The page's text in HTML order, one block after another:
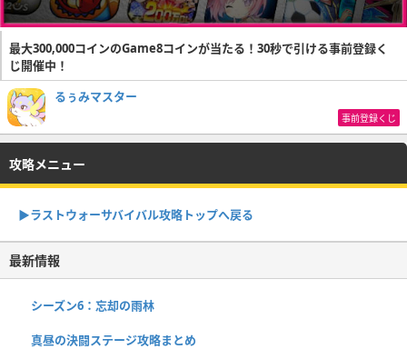
最大300,000コインのGame8コインが当たる！30秒で引ける事前登録く
じ開催中！
るぅみマスター
事前登録くじ
攻略メニュー
▶︎ラストウォーサバイバル攻略トップへ戻る
最新情報
シーズン6：忘却の雨林
真昼の決闘ステージ攻略まとめ